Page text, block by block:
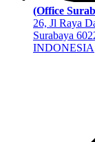
(Office
26, Jl Raya
Surabaya
INDONESIA